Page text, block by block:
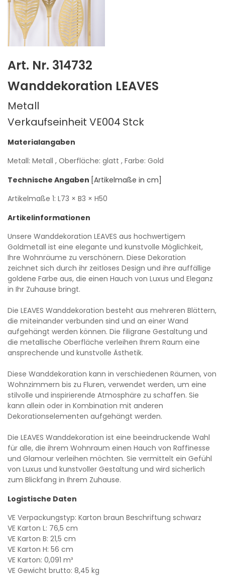
Art. Nr. 314732
Wanddekoration LEAVES
Metall
Verkaufseinheit VE004 Stck
Materialangaben
Metall: Metall , Oberfläche: glatt , Farbe: Gold
Technische Angaben [Artikelmaße in cm]
Artikelmaße 1: L73 × B3 × H50
Artikelinformationen
Unsere Wanddekoration LEAVES aus hochwertigem
Goldmetall ist eine elegante und kunstvolle Möglichkeit,
Ihre Wohnräume zu verschönern. Diese Dekoration
zeichnet sich durch ihr zeitloses Design und ihre auffällige
goldene Farbe aus, die einen Hauch von Luxus und Eleganz
in Ihr Zuhause bringt.
Die LEAVES Wanddekoration besteht aus mehreren Blättern,
die miteinander verbunden sind und an einer Wand
aufgehängt werden können. Die filigrane Gestaltung und
die metallische Oberfläche verleihen Ihrem Raum eine
ansprechende und kunstvolle Ästhetik.
Diese Wanddekoration kann in verschiedenen Räumen, von
Wohnzimmern bis zu Fluren, verwendet werden, um eine
stilvolle und inspirierende Atmosphäre zu schaffen. Sie
kann allein oder in Kombination mit anderen
Dekorationselementen aufgehängt werden.
Die LEAVES Wanddekoration ist eine beeindruckende Wahl
für alle, die ihrem Wohnraum einen Hauch von Raffinesse
und Glamour verleihen möchten. Sie vermittelt ein Gefühl
von Luxus und kunstvoller Gestaltung und wird sicherlich
zum Blickfang in Ihrem Zuhause.
Logistische Daten
VE Verpackungstyp: Karton braun Beschriftung schwarz
VE Karton L: 76,5 cm
VE Karton B: 21,5 cm
VE Karton H: 56 cm
VE Karton: 0,091 m³
VE Gewicht brutto: 8,45 kg